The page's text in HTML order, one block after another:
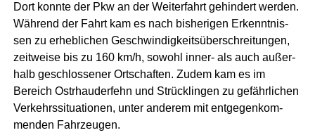
Dort konn­te der Pkw an der Wei­ter­fahrt gehin­dert wer­den.
Wäh­rend der Fahrt kam es nach bis­he­ri­gen Erkennt­nis­
sen zu erheb­li­chen Geschwin­dig­keits­über­schrei­tun­gen,
zeit­wei­se bis zu 160 km/h, sowohl inner- als auch außer­
halb geschlos­se­ner Ort­schaf­ten. Zudem kam es im
Bereich Ost­rhau­der­fehn und Strück­lin­gen zu gefähr­li­chen
Ver­kehrs­si­tua­tio­nen, unter ande­rem mit ent­ge­gen­kom­
men­den Fahrzeugen.